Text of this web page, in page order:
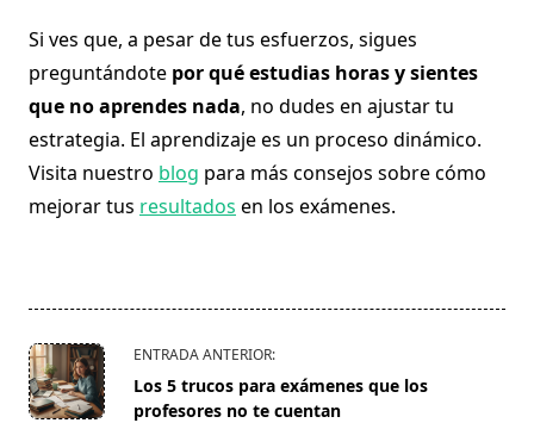
Si ves que, a pesar de tus esfuerzos, sigues
preguntándote por qué estudias horas y sientes
que no aprendes nada, no dudes en ajustar tu
estrategia. El aprendizaje es un proceso dinámico.
Visita nuestro blog para más consejos sobre cómo
mejorar tus resultados en los exámenes.
<span
class="nav-
subtitle
ENTRADA ANTERIOR:
Los 5 trucos para exámenes que los
profesores no te cuentan